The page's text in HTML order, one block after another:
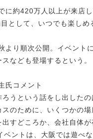
約420万人以上が来店
として、いつでも楽しめ
り順次公開。イベント
なども登場するという。
氏コメント
うという話をし出した
のために、いくつかの
すどころか、会社自体が
ベントは、大阪では遊べ